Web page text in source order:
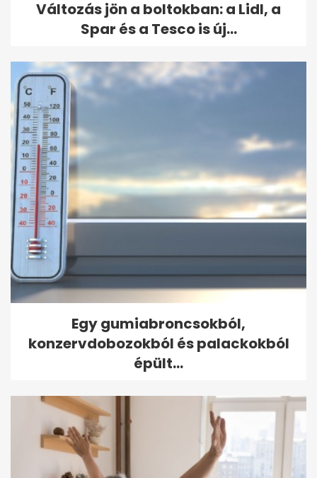
Változás jön a boltokban: a Lidl, a
Spar és a Tesco is új...
Egy gumiabroncsokból,
konzervdobozokból és palackokból
épült...